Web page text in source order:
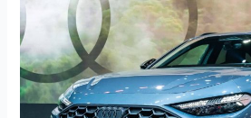
Plug-
in
Hybrid